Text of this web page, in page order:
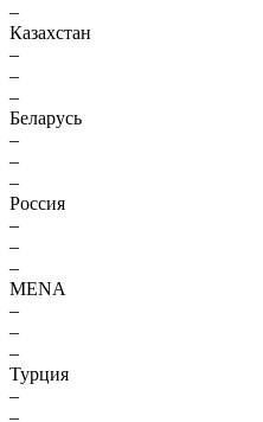
–
Казахстан
–
–
–
Беларусь
–
–
–
Россия
–
–
–
MENA
–
–
–
Турция
–
–